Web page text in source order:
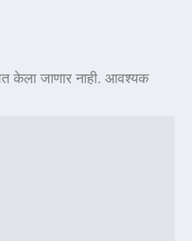
जाणार नाही. आवश्यक